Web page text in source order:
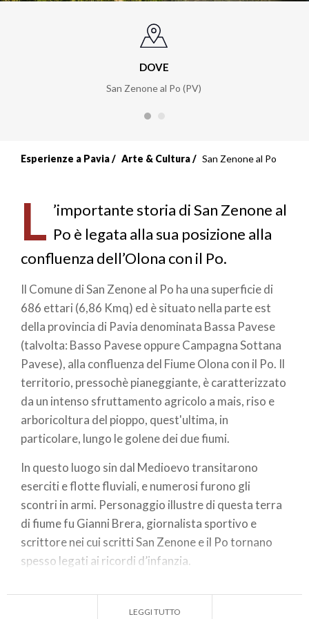
DOVE
San Zenone al Po (PV)
Esperienze a Pavia Arte & Cultura San Zenone al Po
L ’importante storia di San Zenone al
Po è legata alla sua posizione alla
confluenza dell’Olona con il Po.
Il Comune di San Zenone al Po ha una superficie di
686 ettari (6,86 Kmq) ed è situato nella parte est
della provincia di Pavia denominata Bassa Pavese
(talvolta: Basso Pavese oppure Campagna Sottana
Pavese), alla confluenza del Fiume Olona con il Po. Il
territorio, pressochè pianeggiante, è caratterizzato
da un intenso sfruttamento agricolo a mais, riso e
arboricoltura del pioppo, quest'ultima, in
particolare, lungo le golene dei due fiumi.
In questo luogo sin dal Medioevo transitarono
eserciti e flotte fluviali, e numerosi furono gli
scontri in armi. Personaggio illustre di questa terra
di fiume fu Gianni Brera, giornalista sportivo e
scrittore nei cui scritti San Zenone e il Po tornano
spesso legati ai ricordi d’infanzia.
morto nel 1992) è stato uno dei migliori giornalisti
LEGGI TUTTO